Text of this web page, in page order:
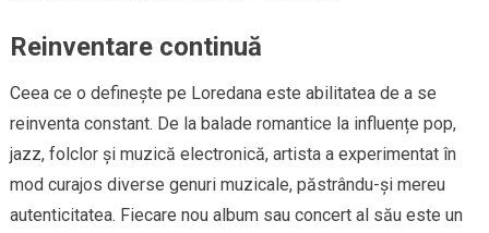
Reinventare continuă
Ceea ce o definește pe Loredana este abilitatea de a se
reinventa constant. De la balade romantice la influențe pop,
jazz, folclor și muzică electronică, artista a experimentat în
mod curajos diverse genuri muzicale, păstrându-și mereu
autenticitatea. Fiecare nou album sau concert al său este un